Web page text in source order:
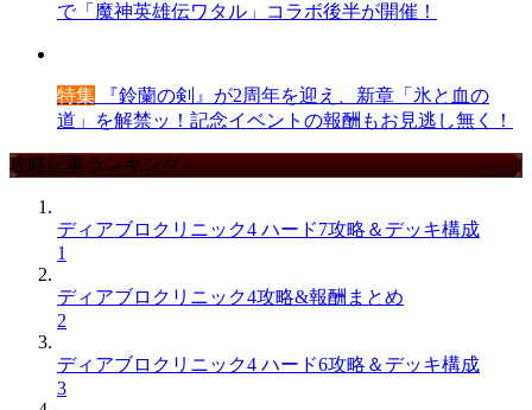
で「魔神英雄伝ワタル」コラボ後半が開催！
特集 『鈴蘭の剣』が2周年を迎え、新章「氷と血の
道」を解禁ッ！記念イベントの報酬もお見逃し無く！
攻略記事ランキング
ディアブロクリニック4 ハード7攻略＆デッキ構成
1
ディアブロクリニック4攻略&報酬まとめ
2
ディアブロクリニック4 ハード6攻略＆デッキ構成
3